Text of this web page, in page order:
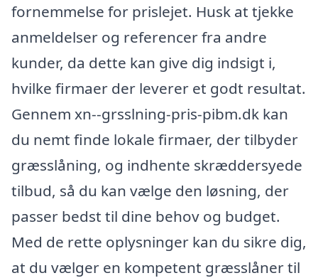
fornemmelse for prislejet. Husk at tjekke
anmeldelser og referencer fra andre
kunder, da dette kan give dig indsigt i,
hvilke firmaer der leverer et godt resultat.
Gennem xn--grsslning-pris-pibm.dk kan
du nemt finde lokale firmaer, der tilbyder
græsslåning, og indhente skræddersyede
tilbud, så du kan vælge den løsning, der
passer bedst til dine behov og budget.
Med de rette oplysninger kan du sikre dig,
at du vælger en kompetent græsslåner til